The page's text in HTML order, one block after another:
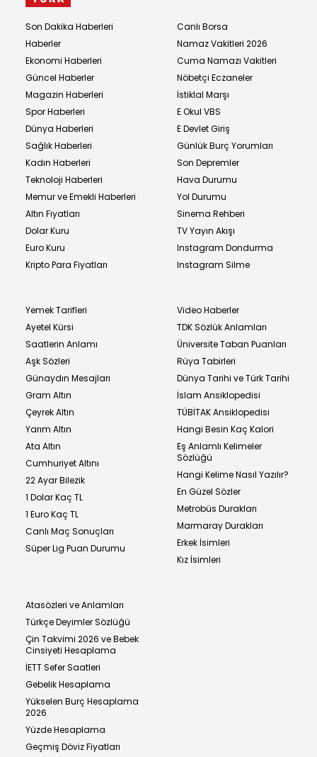
Son Dakika Haberleri
Haberler
Ekonomi Haberleri
Güncel Haberler
Magazin Haberleri
Spor Haberleri
Dünya Haberleri
Sağlık Haberleri
Kadın Haberleri
Teknoloji Haberleri
Memur ve Emekli Haberleri
Altın Fiyatları
Dolar Kuru
Euro Kuru
Kripto Para Fiyatları
Canlı Borsa
Namaz Vakitleri 2026
Cuma Namazı Vakitleri
Nöbetçi Eczaneler
İstiklal Marşı
E Okul VBS
E Devlet Giriş
Günlük Burç Yorumları
Son Depremler
Hava Durumu
Yol Durumu
Sinema Rehberi
TV Yayın Akışı
Instagram Dondurma
Instagram Silme
Yemek Tarifleri
Ayetel Kürsi
Saatlerin Anlamı
Aşk Sözleri
Günaydın Mesajları
Gram Altın
Çeyrek Altın
Yarım Altın
Ata Altın
Cumhuriyet Altını
22 Ayar Bilezik
1 Dolar Kaç TL
1 Euro Kaç TL
Canlı Maç Sonuçları
Süper Lig Puan Durumu
Video Haberler
TDK Sözlük Anlamları
Üniversite Taban Puanları
Rüya Tabirleri
Dünya Tarihi ve Türk Tarihi
İslam Ansiklopedisi
TÜBİTAK Ansiklopedisi
Hangi Besin Kaç Kalori
Eş Anlamlı Kelimeler
Sözlüğü
Hangi Kelime Nasıl Yazılır?
En Güzel Sözler
Metrobüs Durakları
Marmaray Durakları
Erkek İsimleri
Kız İsimleri
Atasözleri ve Anlamları
Türkçe Deyimler Sözlüğü
Çin Takvimi 2026 ve Bebek
Cinsiyeti Hesaplama
İETT Sefer Saatleri
Gebelik Hesaplama
Yükselen Burç Hesaplama
2026
Yüzde Hesaplama
Geçmiş Döviz Fiyatları